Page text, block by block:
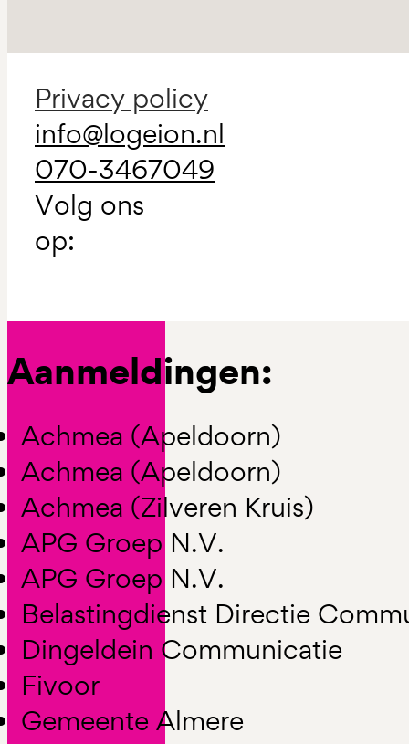
Privacy policy
info@logeion.nl
070-3467049
Volg ons
op:
Aanmeldingen:
Achmea (Apeldoorn)
Achmea (Apeldoorn)
Achmea (Zilveren Kruis)
APG Groep N.V.
APG Groep N.V.
Belastingdienst Directie
Dingeldein Communicatie
Fivoor
Gemeente Almere